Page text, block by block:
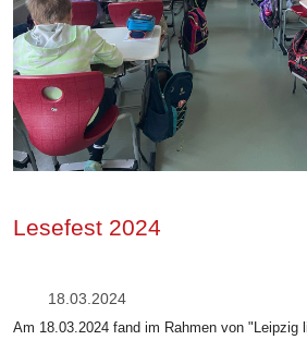
Lesefest 2024
18.03.2024
Am 18.03.2024 fand im Rahmen von "Leipzig